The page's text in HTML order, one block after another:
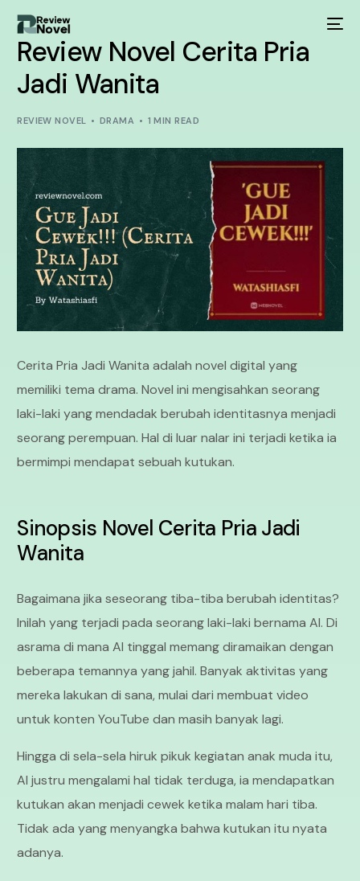
Review Novel Cerita Pria
Jadi Wanita
REVIEW NOVEL DRAMA 1 MIN READ
Cerita Pria Jadi Wanita adalah novel digital yang
memiliki tema drama. Novel ini mengisahkan seorang
laki-laki yang mendadak berubah identitasnya menjadi
seorang perempuan. Hal di luar nalar ini terjadi ketika ia
bermimpi mendapat sebuah kutukan.
Sinopsis Novel Cerita Pria Jadi
Wanita
Bagaimana jika seseorang tiba-tiba berubah identitas?
Inilah yang terjadi pada seorang laki-laki bernama Al. Di
asrama di mana Al tinggal memang diramaikan dengan
beberapa temannya yang jahil. Banyak aktivitas yang
mereka lakukan di sana, mulai dari membuat video
untuk konten YouTube dan masih banyak lagi.
Hingga di sela-sela hiruk pikuk kegiatan anak muda itu,
Al justru mengalami hal tidak terduga, ia mendapatkan
kutukan akan menjadi cewek ketika malam hari tiba.
Tidak ada yang menyangka bahwa kutukan itu nyata
adanya.